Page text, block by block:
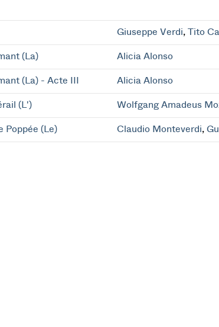
Giuseppe Verdi, Tito
(La) Alicia Alonso
(La) - Acte III Alicia Alonso
(L') Wolfgang Amadeus
Poppée (Le) Claudio Monteverdi,